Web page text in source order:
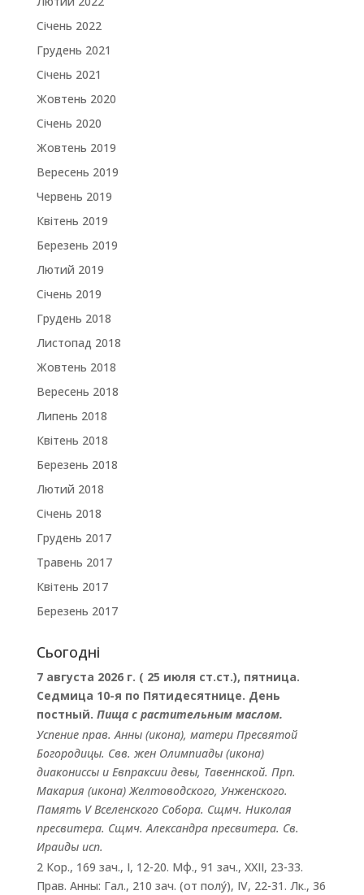
Січень 2022
Грудень 2021
Січень 2021
Жовтень 2020
Січень 2020
Жовтень 2019
Вересень 2019
Червень 2019
Квітень 2019
Березень 2019
Лютий 2019
Січень 2019
Грудень 2018
Листопад 2018
Жовтень 2018
Вересень 2018
Липень 2018
Квітень 2018
Березень 2018
Лютий 2018
Січень 2018
Грудень 2017
Травень 2017
Квітень 2017
Березень 2017
Сьогодні
7 августа 2026 г. ( 25 июля ст.ст.), пятница.
Седмица 10-я по Пятидесятнице. День
постный. Пища с растительным маслом.
Успение прав.Анны(икона), матери Пресвятой
Богородицы. Свв. жен Олимпиады(икона)
диакониссы и Евпраксиидевы, Тавеннской. Прп.
Макария (икона) Желтоводского, Унженского.
Память V Вселенского Собора. Сщмч. Николая
пресвитера. Сщмч.Александрапресвитера. Св.
Ираидыисп.
2 Кор., 169 зач., I, 12-20. Мф., 91 зач., XXII, 23-33.
Прав. Анны: Гал., 210 зач. (от полу́), IV, 22-31. Лк., 36